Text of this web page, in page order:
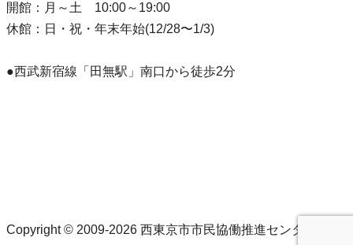
開館：月～土 10:00～19:00
休館：日・祝・年末年始(12/28〜1/3)
●西武新宿線「田無駅」南口から徒歩2分
Copyright © 2009-2026 西東京市市民協働推進センターゆめ